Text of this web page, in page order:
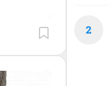
2